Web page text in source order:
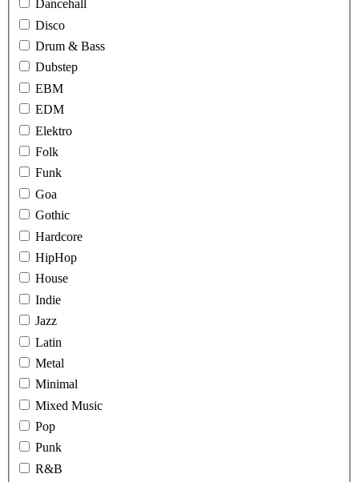
Dancehall
Disco
Drum & Bass
Dubstep
EBM
EDM
Elektro
Folk
Funk
Goa
Gothic
Hardcore
HipHop
House
Indie
Jazz
Latin
Metal
Minimal
Mixed Music
Pop
Punk
R&B